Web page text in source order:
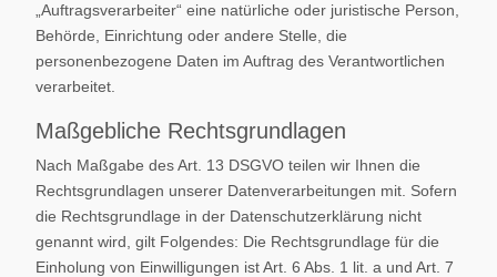
„Auftragsverarbeiter“ eine natürliche oder juristische Person,
Behörde, Einrichtung oder andere Stelle, die
personenbezogene Daten im Auftrag des Verantwortlichen
verarbeitet.
Maßgebliche Rechtsgrundlagen
Nach Maßgabe des Art. 13 DSGVO teilen wir Ihnen die
Rechtsgrundlagen unserer Datenverarbeitungen mit. Sofern
die Rechtsgrundlage in der Datenschutzerklärung nicht
genannt wird, gilt Folgendes: Die Rechtsgrundlage für die
Einholung von Einwilligungen ist Art. 6 Abs. 1 lit. a und Art. 7